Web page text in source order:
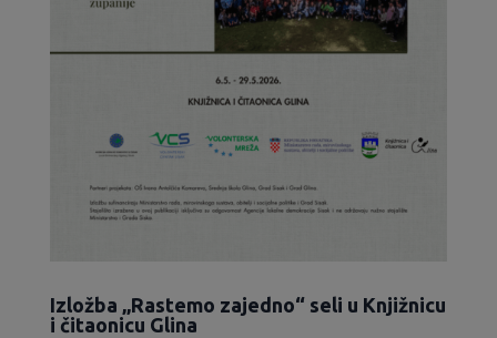
Izložba „Rastemo zajedno“ seli u Knjižnicu
i čitaonicu Glina